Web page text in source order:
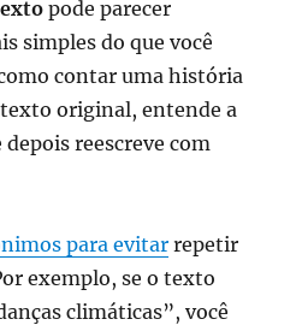
pode parecer
simples do que você
contar uma história
original, entende a
reescreve com
para evitarrepetir
exemplo, se o texto
climáticas”, você